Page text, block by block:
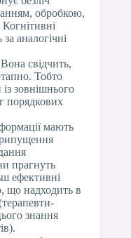
обробкою,
аналогічні
свідчить,
Тобто
зовнішнього
порядкових
мають
прагнуть
ефективні
що надходить в
знання